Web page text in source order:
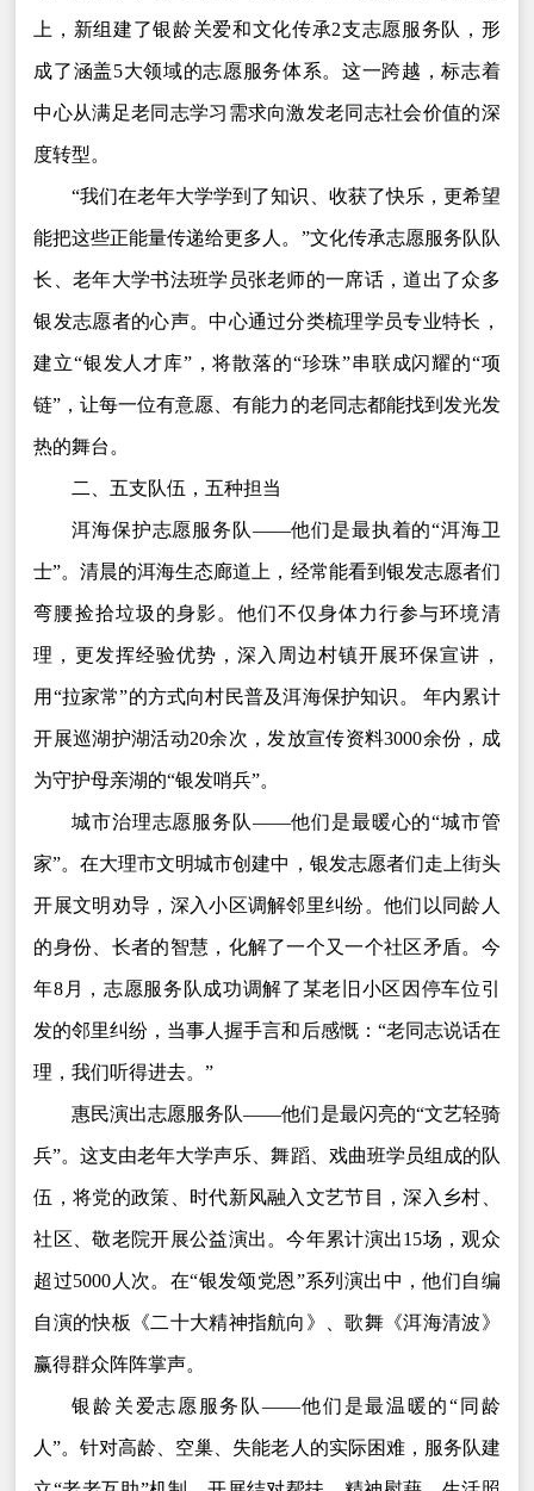
上，新组建了银龄关爱和文化传承2支志愿服务队，形
成了涵盖5大领域的志愿服务体系。这一跨越，标志着
中心从满足老同志学习需求向激发老同志社会价值的深
度转型。
“我们在老年大学学到了知识、收获了快乐，更希望
能把这些正能量传递给更多人。”文化传承志愿服务队队
长、老年大学书法班学员张老师的一席话，道出了众多
银发志愿者的心声。中心通过分类梳理学员专业特长，
建立“银发人才库”，将散落的“珍珠”串联成闪耀的“项
链”，让每一位有意愿、有能力的老同志都能找到发光发
热的舞台。
二、五支队伍，五种担当
洱海保护志愿服务队——他们是最执着的“洱海卫
士”。清晨的洱海生态廊道上，经常能看到银发志愿者们
弯腰捡拾垃圾的身影。他们不仅身体力行参与环境清
理，更发挥经验优势，深入周边村镇开展环保宣讲，
用“拉家常”的方式向村民普及洱海保护知识。 年内累计
开展巡湖护湖活动20余次，发放宣传资料3000余份，成
为守护母亲湖的“银发哨兵”。
城市治理志愿服务队——他们是最暖心的“城市管
家”。在大理市文明城市创建中，银发志愿者们走上街头
开展文明劝导，深入小区调解邻里纠纷。他们以同龄人
的身份、长者的智慧，化解了一个又一个社区矛盾。今
年8月，志愿服务队成功调解了某老旧小区因停车位引
发的邻里纠纷，当事人握手言和后感慨：“老同志说话在
理，我们听得进去。”
惠民演出志愿服务队——他们是最闪亮的“文艺轻骑
兵”。这支由老年大学声乐、舞蹈、戏曲班学员组成的队
伍，将党的政策、时代新风融入文艺节目，深入乡村、
社区、敬老院开展公益演出。今年累计演出15场，观众
超过5000人次。在“银发颂党恩”系列演出中，他们自编
自演的快板《二十大精神指航向》、歌舞《洱海清波》
赢得群众阵阵掌声。
银龄关爱志愿服务队——他们是最温暖的“同龄
人”。针对高龄、空巢、失能老人的实际困难，服务队建